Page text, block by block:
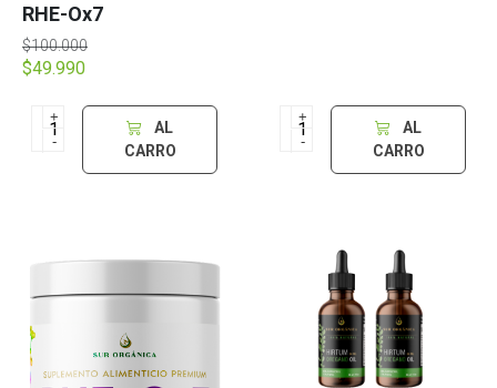
RHE-Ox7
$100.000
$49.990
+
-
AL
CARRO
+
-
AL
CARRO